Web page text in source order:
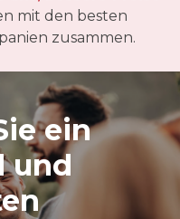
mit den besten
zusammen.
ein
und